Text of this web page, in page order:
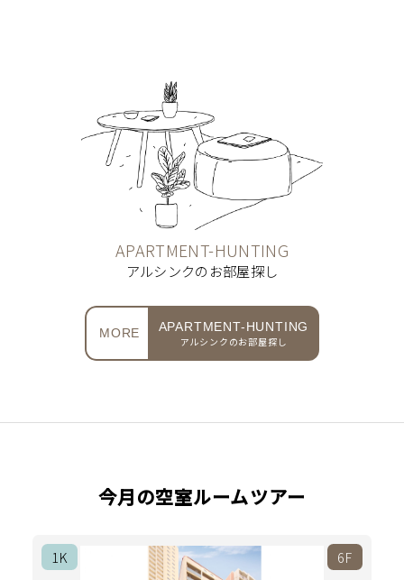
APARTMENT-HUNTING
アルシンクのお部屋探し
APARTMENT-HUNTING
アルシンクのお部屋探し
MORE
今月の空室ルームツアー
1K 6F